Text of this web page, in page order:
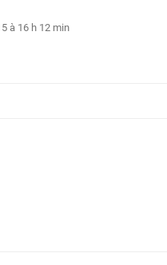
à 16 h 12 min